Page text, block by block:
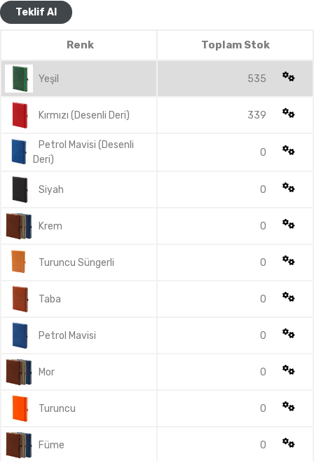
Teklif Al
Renk Toplam Stok
Yeşil 535
Kırmızı (Desenli Deri) 339
Petrol Mavisi (Desenli
Deri)
0
Siyah 0
Krem 0
Turuncu Süngerli 0
Taba 0
Petrol Mavisi 0
Mor 0
Turuncu 0
Füme 0